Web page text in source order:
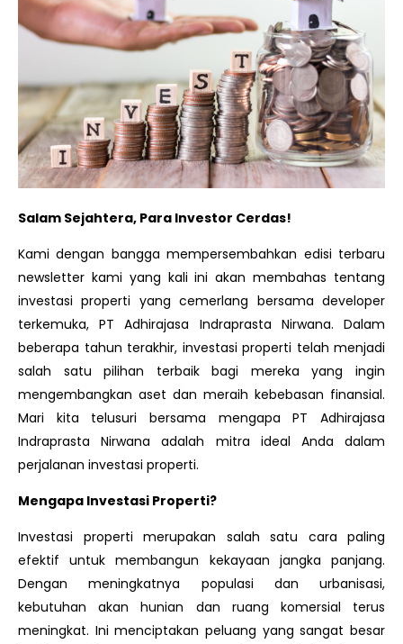
Salam Sejahtera, Para Investor Cerdas!
Kami dengan bangga mempersembahkan edisi terbaru
newsletter kami yang kali ini akan membahas tentang
investasi properti yang cemerlang bersama developer
terkemuka, PT Adhirajasa Indraprasta Nirwana. Dalam
beberapa tahun terakhir, investasi properti telah menjadi
salah satu pilihan terbaik bagi mereka yang ingin
mengembangkan aset dan meraih kebebasan finansial.
Mari kita telusuri bersama mengapa PT Adhirajasa
Indraprasta Nirwana adalah mitra ideal Anda dalam
perjalanan investasi properti.
Mengapa Investasi Properti?
Investasi properti merupakan salah satu cara paling
efektif untuk membangun kekayaan jangka panjang.
Dengan meningkatnya populasi dan urbanisasi,
kebutuhan akan hunian dan ruang komersial terus
meningkat. Ini menciptakan peluang yang sangat besar